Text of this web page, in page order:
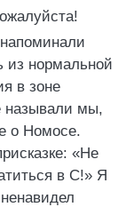
из нормальной
в зоне
называли мы,
о Номосе.
«Не
в С!» Я